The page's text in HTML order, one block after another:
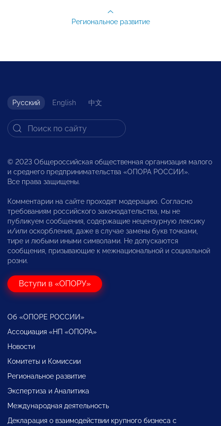
Региональное развитие
Русский English 中文
© 2023 Общероссийская общественная организация малого
и среднего предпринимательства «ОПОРА РОССИИ».
Все права защищены.
Комментарии на сайте проходят модерацию. Согласно
требованиям российского законодательства, мы не
публикуем сообщения, содержащие нецензурную лексику
и/или оскорбления, даже в случае замены букв точками,
тире и любыми иными символами. Не допускаются
сообщения, призывающие к межнациональной и социальной
розни.
Вступи в «ОПОРУ»
Об «ОПОРЕ РОССИИ»
Ассоциация «НП «ОПОРА»
Новости
Комитеты и Комиссии
Региональное развитие
Экспертиза и Аналитика
Международная деятельность
Декларация о взаимодействии крупного бизнеса с